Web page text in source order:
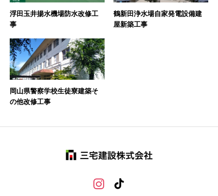
浮田玉井揚水機場防水改修工
事
鶴新田浄水場自家発電設備建
屋新築工事
岡山県警察学校生徒寮建築そ
の他改修工事